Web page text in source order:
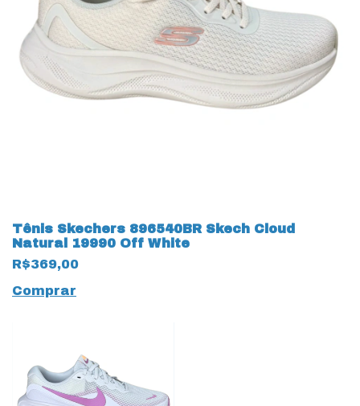
Tênis Skechers 896540BR Skech Cloud
Natural 19990 Off White
R$369,00
Comprar